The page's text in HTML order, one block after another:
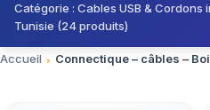
Catégorie : Cables USB &
Tunisie (24 produits)
Accueil Connectique – câbles –